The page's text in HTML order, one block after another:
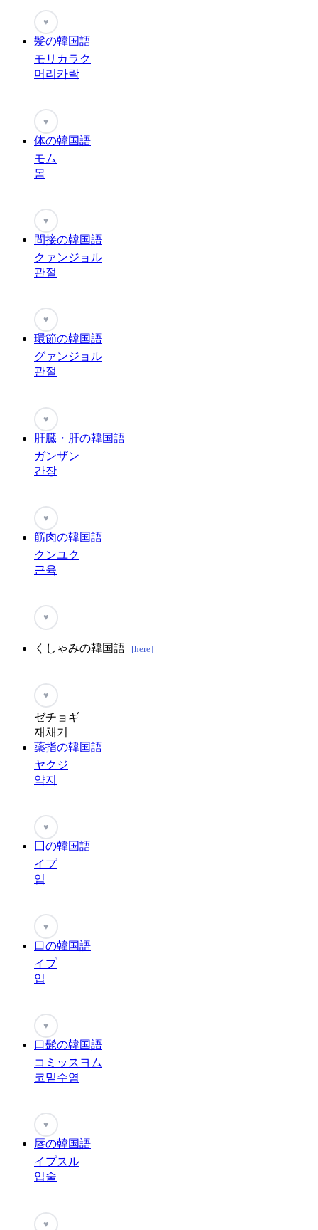
♥
髪の韓国語
モリカラク
머리카락
♥
体の韓国語
モム
몸
♥
間接の韓国語
クァンジョル
관절
♥
環節の韓国語
グァンジョル
관절
♥
肝臓・肝の韓国語
ガンザン
간장
♥
筋肉の韓国語
クンユク
근육
♥
くしゃみの韓国語 [here]
♥
ゼチョギ
재채기
薬指の韓国語
ヤクジ
약지
♥
囗の韓国語
イプ
입
♥
口の韓国語
イプ
입
♥
口髭の韓国語
コミッスヨム
코밑수염
♥
唇の韓国語
イプスル
입술
♥